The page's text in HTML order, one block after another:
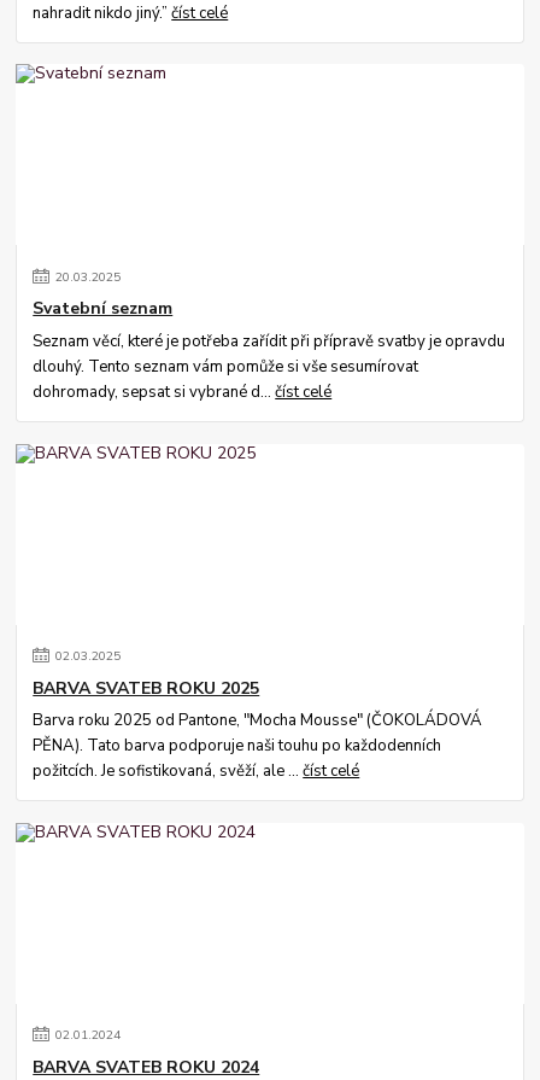
nahradit nikdo jiný.”číst celé
20.03.2025
Svatební seznam
Seznam věcí, které je potřeba zařídit při přípravě svatby je opravdu
dlouhý. Tento seznam vám pomůže si vše sesumírovat
dohromady, sepsat si vybrané d...číst celé
02.03.2025
BARVA SVATEB ROKU 2025
Barva roku 2025 od Pantone, "Mocha Mousse" (ČOKOLÁDOVÁ
PĚNA). Tato barva podporuje naši touhu po každodenních
požitcích. Je sofistikovaná, svěží, ale ...číst celé
02.01.2024
BARVA SVATEB ROKU 2024